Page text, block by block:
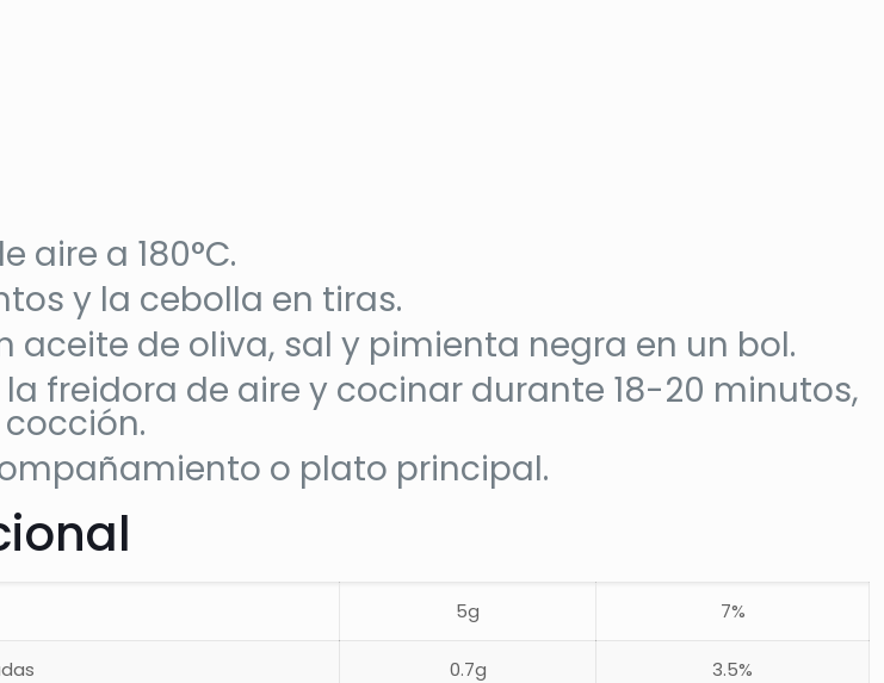
aire a 180°C.
y la cebolla en tiras.
aceite de oliva, sal y pimienta negra en un bol.
freidora de aire y cocinar durante 18-20 minutos,
o plato principal.
5g 7%
0.7g 3.5%